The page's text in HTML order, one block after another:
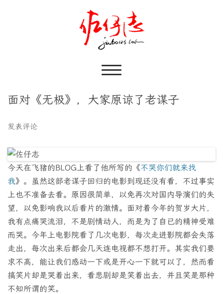
面对《无极》，大家原谅了老谋子
发表评论
今天在飞猪的BLOG上看了他所写的《不哭你们就来找
我》。虽然这部老谋子回归的电影到现还没有看，不过事实
上也不准备去看。原因很简单，以免再次对国内导演们的失
望，以免影响我以后看片的激情。面对着今年的贺岁大片，
我有点痛哭流泪，不是剧情动人，而是为了自已的精神受难
而哭。今年上电影院看了几次电影，每次走进影院都会失落
走出，每次出来后都会几天连电视都不想打开。其实我们要
求不高，能让我们感动一下或是开心一下就可以了，然而看
搞笑片却是哭着出来，看悲剧却是笑着出去，并且笑是那种
不知所谓的笑。